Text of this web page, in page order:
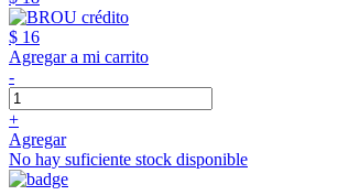
$ 16
Agregar a mi carrito
-
+
Agregar
No hay suficiente stock disponible